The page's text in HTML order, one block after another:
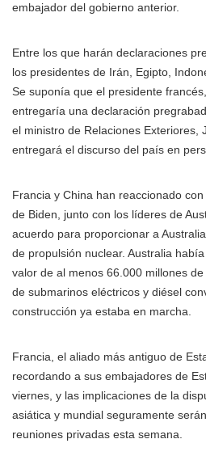
embajador del gobierno anterior.
Entre los que harán declaraciones
los presidentes de Irán, Egipto,
Se suponía que el presidente
entregaría una declaración
el ministro de Relaciones Exteriores,
entregará el discurso del país en
Francia y China han reaccionado
de Biden, junto con los líderes de
acuerdo para proporcionar a
de propulsión nuclear. Australia
valor de al menos 66.000 millones
de submarinos eléctricos y diésel
construcción ya estaba en marcha.
Francia, el aliado más antiguo de
recordando a sus embajadores de
viernes, y las implicaciones de la
asiática y mundial seguramente
reuniones privadas esta semana.